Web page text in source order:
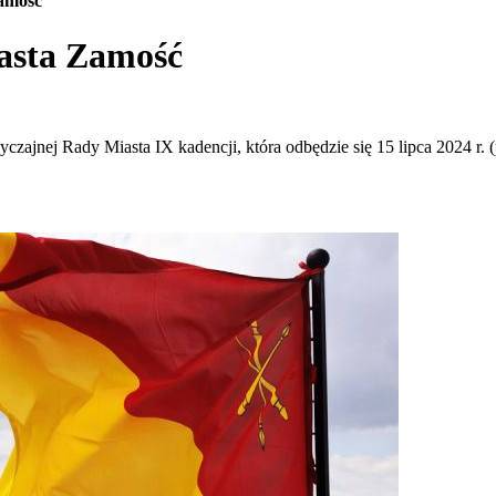
Zamość
Rady Miasta IX kadencji, która odbędzie się 15 lipca 2024 r.